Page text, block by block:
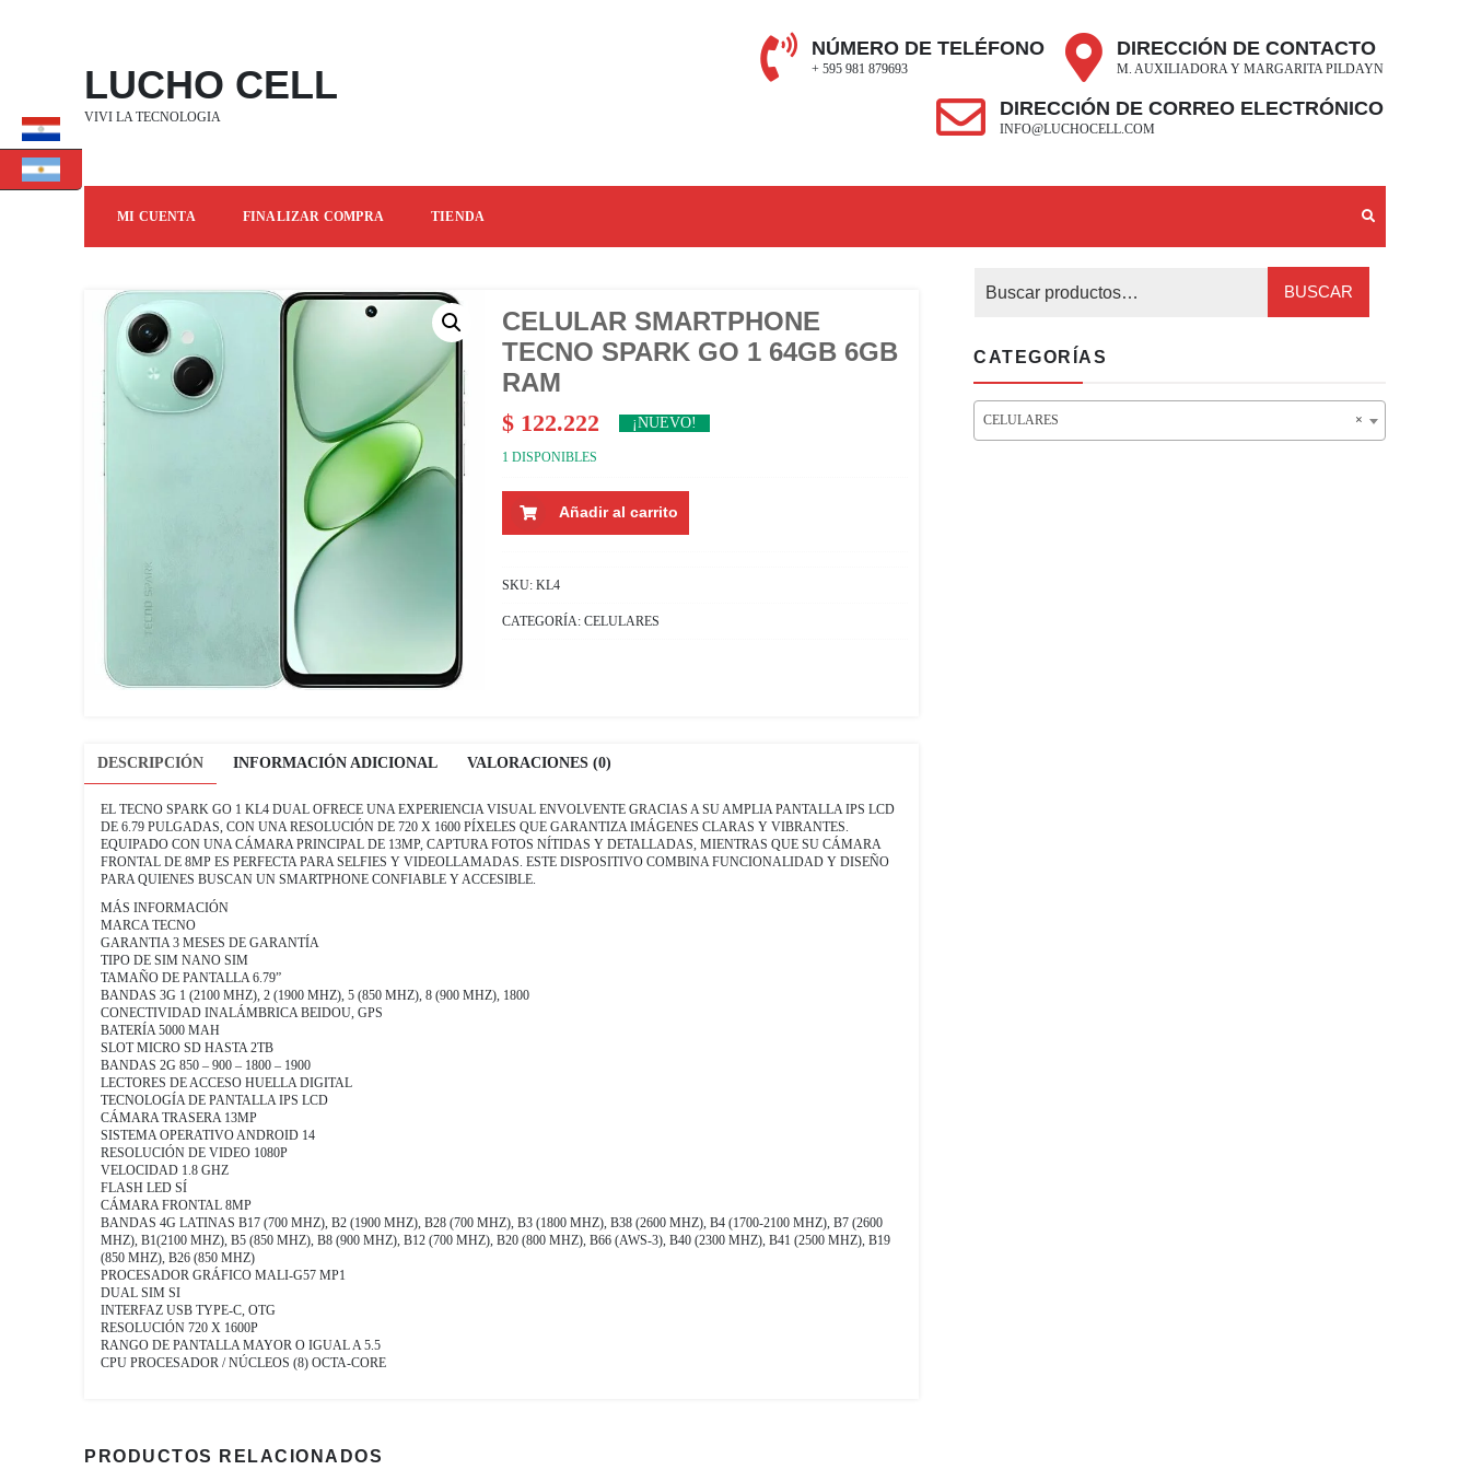
LUCHO CELL
VIVI LA TECNOLOGIA
NÚMERO DE TELÉFONO
+ 595 981 879693
DIRECCIÓN DE CONTACTO
M. AUXILIADORA Y MARGARITA PILDAYN
DIRECCIÓN DE CORREO ELECTRÓNICO
INFO@LUCHOCELL.COM
MI CUENTA FINALIZAR COMPRA TIENDA
CELULAR SMARTPHONE
TECNO SPARK GO 1 64GB 6GB
RAM
$122.222 ¡NUEVO!
1 DISPONIBLES
SMARTPHONE
TECNO
1
6GB
Añadir al carrito
SKU: KL4
CATEGORÍA: CELULARES
DESCRIPCIÓN INFORMACIÓN ADICIONAL VALORACIONES (0)
EL TECNO SPARK GO 1 KL4 DUAL OFRECE UNA EXPERIENCIA VISUAL ENVOLVENTE GRACIAS A SU AMPLIA PANTALLA IPS LCD
DE 6.79 PULGADAS, CON UNA RESOLUCIÓN DE 720 X 1600 PÍXELES QUE GARANTIZA IMÁGENES CLARAS Y VIBRANTES.
EQUIPADO CON UNA CÁMARA PRINCIPAL DE 13MP, CAPTURA FOTOS NÍTIDAS Y DETALLADAS, MIENTRAS QUE SU CÁMARA
FRONTAL DE 8MP ES PERFECTA PARA SELFIES Y VIDEOLLAMADAS. ESTE DISPOSITIVO COMBINA FUNCIONALIDAD Y DISEÑO
PARA QUIENES BUSCAN UN SMARTPHONE CONFIABLE Y ACCESIBLE.
MÁS INFORMACIÓN
MARCA TECNO
GARANTIA 3 MESES DE GARANTÍA
TIPO DE SIM NANO SIM
TAMAÑO DE PANTALLA 6.79”
BANDAS 3G 1 (2100 MHZ), 2 (1900 MHZ), 5 (850 MHZ), 8 (900 MHZ), 1800
CONECTIVIDAD INALÁMBRICA BEIDOU, GPS
BATERÍA 5000 MAH
SLOT MICRO SD HASTA 2TB
BANDAS 2G 850 – 900 – 1800 – 1900
LECTORES DE ACCESO HUELLA DIGITAL
TECNOLOGÍA DE PANTALLA IPS LCD
CÁMARA TRASERA 13MP
SISTEMA OPERATIVO ANDROID 14
RESOLUCIÓN DE VIDEO 1080P
VELOCIDAD 1.8 GHZ
FLASH LED SÍ
CÁMARA FRONTAL 8MP
BANDAS 4G LATINAS B17 (700 MHZ), B2 (1900 MHZ), B28 (700 MHZ), B3 (1800 MHZ), B38 (2600 MHZ), B4 (1700-2100 MHZ), B7 (2600
MHZ), B1(2100 MHZ), B5 (850 MHZ), B8 (900 MHZ), B12 (700 MHZ), B20 (800 MHZ), B66 (AWS-3), B40 (2300 MHZ), B41 (2500 MHZ), B19
(850 MHZ), B26 (850 MHZ)
PROCESADOR GRÁFICO MALI-G57 MP1
DUAL SIM SI
INTERFAZ USB TYPE-C, OTG
RESOLUCIÓN 720 X 1600P
RANGO DE PANTALLA MAYOR O IGUAL A 5.5
CPU PROCESADOR / NÚCLEOS (8) OCTA-CORE
PRODUCTOS RELACIONADOS
BUSCAR
CATEGORÍAS
×
CELULARES